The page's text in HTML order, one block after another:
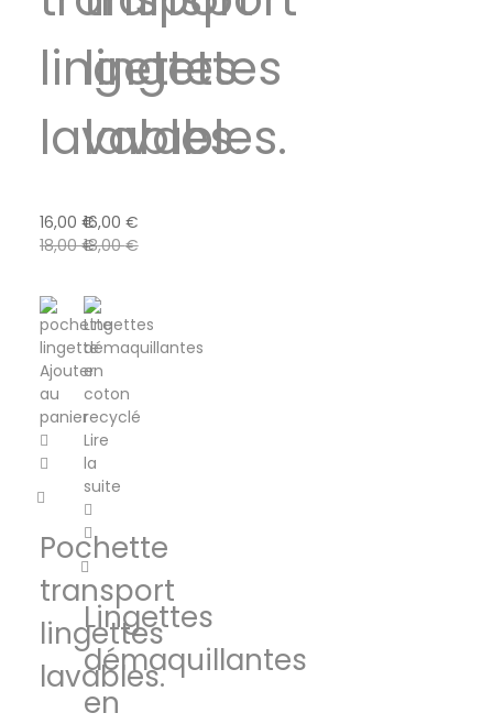
lingettes
lavables.
16,00 €
18,00€
lingettes
lavables.
16,00 €
18,00€
Ajouter
au
panier
Pochette
transport
lingettes
lavables.
Lire
la
suite
Lingettes
démaquillantes
en